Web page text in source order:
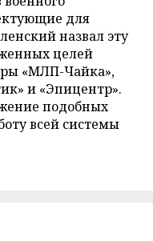
для
назвал эту
целей
«МЛП-Чайка»,
и «Эпицентр».
подобных
всей системы